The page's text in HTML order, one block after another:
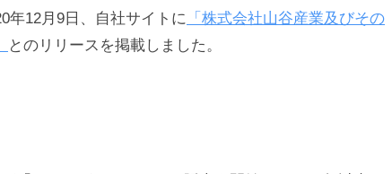
年12月9日、自社サイトに
「株式会社山谷産業及びその
とのリリースを掲載しました。